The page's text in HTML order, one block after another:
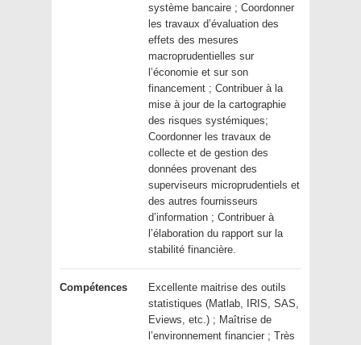
système bancaire ; Coordonner
les travaux d’évaluation des
effets des mesures
macroprudentielles sur
l’économie et sur son
financement ; Contribuer à la
mise à jour de la cartographie
des risques systémiques;
Coordonner les travaux de
collecte et de gestion des
données provenant des
superviseurs microprudentiels et
des autres fournisseurs
d’information ; Contribuer à
l’élaboration du rapport sur la
stabilité financière.
Compétences
Excellente maitrise des outils
statistiques (Matlab, IRIS, SAS,
Eviews, etc.) ; Maîtrise de
l’environnement financier ; Très